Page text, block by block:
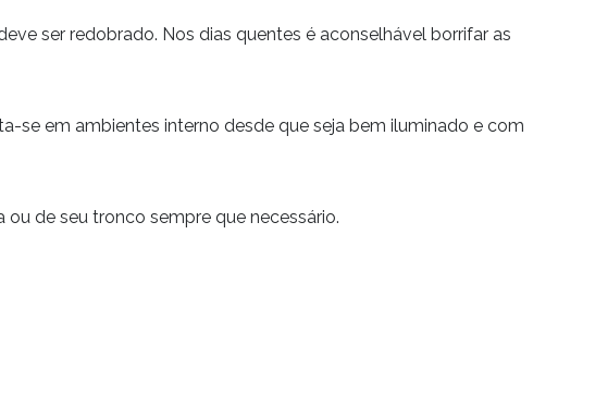
ser redobrado. Nos dias quentes é aconselhável borrifar as
se em ambientes interno desde que seja bem iluminado e com
de seu tronco sempre que necessário.